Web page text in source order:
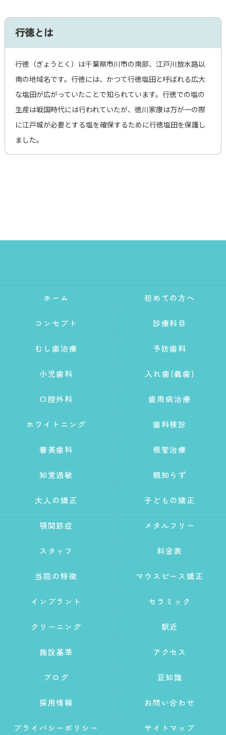
行徳とは
行徳（ぎょうとく）は千葉県市川市の南部、江戸川放水路以
南の地域名です。行徳には、かつて行徳塩田と呼ばれる広大
な塩田が広がっていたことで知られています。行徳での塩の
生産は戦国時代には行われていたが、徳川家康は万が一の際
に江戸城が必要とする塩を確保するために行徳塩田を保護し
ました。
ホーム 初めての方へ
コンセプト 診療科目
むし歯治療 予防歯科
小児歯科 入れ歯(義歯)
口腔外科 歯周病治療
ホワイトニング 歯科検診
審美歯科 根管治療
知覚過敏 親知らず
大人の矯正 子どもの矯正
顎関節症 メタルフリー
スタッフ 料金表
当院の特徴 マウスピース矯正
インプラント セラミック
クリーニング 駅近
施設基準 アクセス
ブログ 豆知識
採用情報 お問い合わせ
プライバシーポリシー サイトマップ